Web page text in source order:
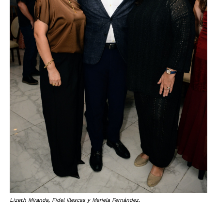
Lizeth Miranda, Fidel Illescas y Mariela Fernández.